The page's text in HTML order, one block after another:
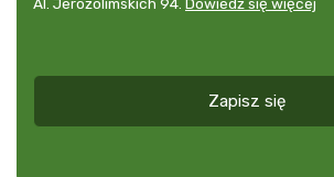
Zapisz się